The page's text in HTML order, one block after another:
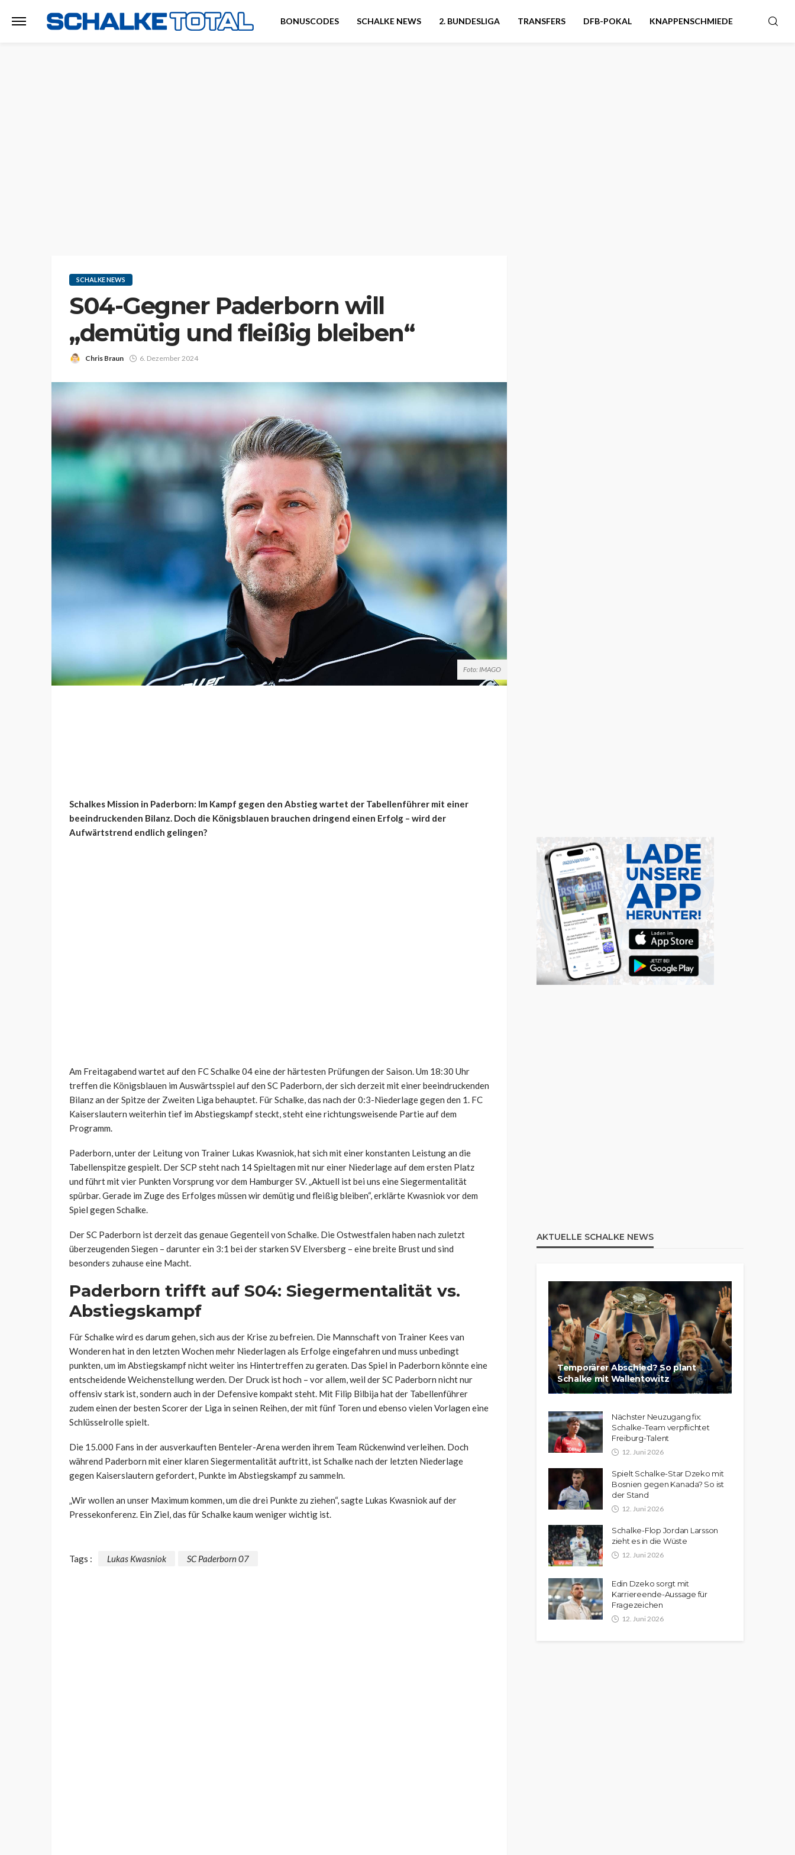
BONUSCODES SCHALKE NEWS 2. BUNDESLIGA TRANSFERS DFB-POKAL KNAPPENSCHMIEDE
SCHALKE NEWS
S04-Gegner Paderborn will
„demütig und fleißig bleiben“
Chris Braun 6. Dezember 2024
Foto: IMAGO
Schalkes Mission in Paderborn: Im Kampf gegen den Abstieg wartet der Tabellenführer mit einer
beeindruckenden Bilanz. Doch die Königsblauen brauchen dringend einen Erfolg – wird der
Aufwärtstrend endlich gelingen?
Am Freitagabend wartet auf den FC Schalke 04 eine der härtesten Prüfungen der Saison. Um 18:30 Uhr
treffen die Königsblauen im Auswärtsspiel auf den SC Paderborn, der sich derzeit mit einer beeindruckenden
Bilanz an der Spitze der Zweiten Liga behauptet. Für Schalke, das nach der 0:3-Niederlage gegen den 1. FC
Kaiserslautern weiterhin tief im Abstiegskampf steckt, steht eine richtungsweisende Partie auf dem
Programm.
Paderborn, unter der Leitung von Trainer Lukas Kwasniok, hat sich mit einer konstanten Leistung an die
Tabellenspitze gespielt. Der SCP steht nach 14 Spieltagen mit nur einer Niederlage auf dem ersten Platz
und führt mit vier Punkten Vorsprung vor dem Hamburger SV. „Aktuell ist bei uns eine Siegermentalität
spürbar. Gerade im Zuge des Erfolges müssen wir demütig und fleißig bleiben“, erklärte Kwasniok vor dem
Spiel gegen Schalke.
Der SC Paderborn ist derzeit das genaue Gegenteil von Schalke. Die Ostwestfalen haben nach zuletzt
überzeugenden Siegen – darunter ein 3:1 bei der starken SV Elversberg – eine breite Brust und sind
besonders zuhause eine Macht.
Paderborn trifft auf S04: Siegermentalität vs.
Abstiegskampf
Für Schalke wird es darum gehen, sich aus der Krise zu befreien. Die Mannschaft von Trainer Kees van
Wonderen hat in den letzten Wochen mehr Niederlagen als Erfolge eingefahren und muss unbedingt
punkten, um im Abstiegskampf nicht weiter ins Hintertreffen zu geraten. Das Spiel in Paderborn könnte eine
entscheidende Weichenstellung werden. Der Druck ist hoch – vor allem, weil der SC Paderborn nicht nur
offensiv stark ist, sondern auch in der Defensive kompakt steht. Mit Filip Bilbija hat der Tabellenführer
zudem einen der besten Scorer der Liga in seinen Reihen, der mit fünf Toren und ebenso vielen Vorlagen eine
Schlüsselrolle spielt.
Die 15.000 Fans in der ausverkauften Benteler-Arena werden ihrem Team Rückenwind verleihen. Doch
während Paderborn mit einer klaren Siegermentalität auftritt, ist Schalke nach der letzten Niederlage
gegen Kaiserslautern gefordert, Punkte im Abstiegskampf zu sammeln.
„Wir wollen an unser Maximum kommen, um die drei Punkte zu ziehen“, sagte Lukas Kwasniok auf der
Pressekonferenz. Ein Ziel, das für Schalke kaum weniger wichtig ist.
Tags : Lukas Kwasniok SC Paderborn 07
AKTUELLE SCHALKE NEWS
Temporärer Abschied? So plant
Schalke mit Wallentowitz
Nächster Neuzugang fix:
Schalke-Team verpflichtet
Freiburg-Talent
12. Juni 2026
Spielt Schalke-Star Dzeko mit
Bosnien gegen Kanada? So ist
der Stand
12. Juni 2026
Schalke-Flop Jordan Larsson
zieht es in die Wüste
12. Juni 2026
Edin Dzeko sorgt mit
Karriereende-Aussage für
Fragezeichen
12. Juni 2026